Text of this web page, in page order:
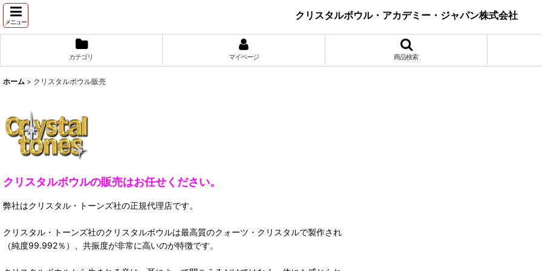
メニュー
クリスタルボウル・アカデミー・ジャパン株式会社
カテゴリ マイページ 商品検索
ホーム > クリスタルボウル販売
クリスタルボウルの販売はお任せください。
弊社はクリスタル・トーンズ社の正規代理店です。
クリスタル・トーンズ社のクリスタルボウルは最高質のクォーツ・クリスタルで製作され
（純度99.992％）、共振度が非常に高いのが特徴です。